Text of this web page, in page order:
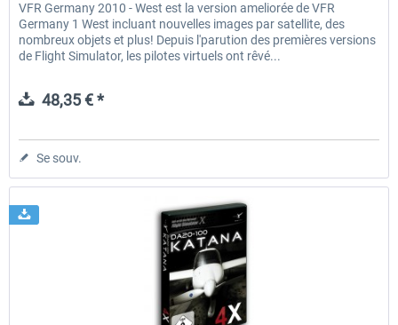
VFR Germany 2010 - West est la version ameliorée de VFR
Germany 1 West incluant nouvelles images par satellite, des
nombreux objets et plus! Depuis l'parution des premières versions
de Flight Simulator, les pilotes virtuels ont rêvé...
48,35 € *
Se souv.